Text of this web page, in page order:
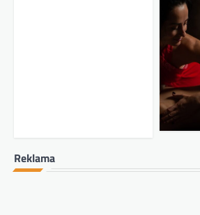
Reklama